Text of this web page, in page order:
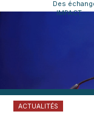
Des
: IMPACT ...
ACTUALITÉS